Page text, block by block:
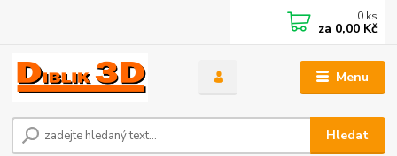
Menu
Hledat
0 ks
za 0,00 Kč